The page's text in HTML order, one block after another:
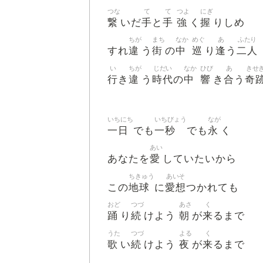
繋
つな
いだ手
て
と 手
て
強
つよ
く 握
にぎ
りしめ
すれ違
ちが
う 街
まち
の中
なか
巡
めぐ
り 逢
あ
う 二人
ふたり
行
い
き 違
ちが
う 時代
じだい
の中
なか
響
ひび
き 合
あ
う 奇
きせ
一日
いちにち
でも一秒
いちびょう
でも 永
なが
く
あなたを愛
あい
していたいから
この地球
ちきゅう
に愛想
あいそ
つかれても
踊
おど
り 続
つづ
けよう 朝
あさ
が来
く
るまで
歌
うた
い続
つづ
けよう 夜
よる
が来
く
るまで